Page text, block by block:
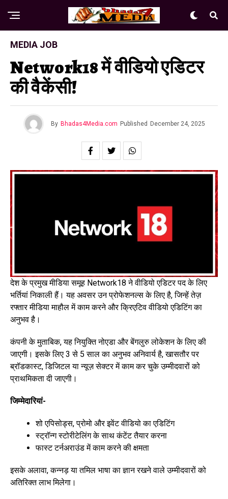
MEDIA JOB
Network18 में वीडियो एडिटर
की वैकेंसी!
By Bhadas4Media.com Published December 24, 2025
देश के प्रमुख मीडिया समूह Network18 ने वीडियो एडिटर पद के लिए
भर्तियां निकाली हैं। यह अवसर उन प्रोफेशनल्स के लिए है, जिन्हें तेज़
रफ्तार मीडिया माहौल में काम करने और क्रिएटिव वीडियो एडिटिंग का
अनुभव है।
कंपनी के मुताबिक, यह नियुक्ति नोएडा और बेंगलुरु लोकेशन के लिए की
जाएगी। इसके लिए 3 से 5 साल का अनुभव अनिवार्य है, खासतौर पर
ब्रॉडकास्ट, डिजिटल या न्यूज़ सेक्टर में काम कर चुके उम्मीदवारों को
प्राथमिकता दी जाएगी।
जिम्मेदारियां-
शो एपिसोड्स, प्रोमो और इवेंट वीडियो का एडिटिंग
स्ट्रॉन्ग स्टोरीटेलिंग के साथ कंटेंट तैयार करना
फास्ट टर्नअराउंड में काम करने की क्षमता
इसके अलावा, कन्नड़ या तमिल भाषा का ज्ञान रखने वाले उम्मीदवारों को
अतिरिक्त लाभ मिलेगा।